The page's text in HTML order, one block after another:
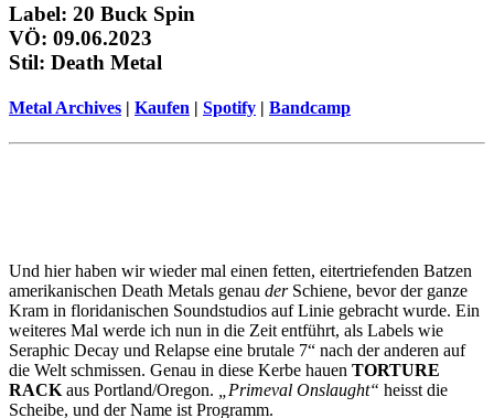
Label: 20 Buck Spin
VÖ: 09.06.2023
Stil: Death Metal
Metal Archives | Kaufen | Spotify | Bandcamp
Und hier haben wir wieder mal einen fetten, eitertriefenden Batzen
amerikanischen Death Metals genau derSchiene, bevor der ganze
Kram in floridanischen Soundstudios auf Linie gebracht wurde. Ein
weiteres Mal werde ich nun in die Zeit entführt, als Labels wie
Seraphic Decay und Relapse eine brutale 7“ nach der anderen auf
die Welt schmissen. Genau in diese Kerbe hauen TORTURE
RACK aus Portland/Oregon. „Primeval Onslaught“ heisst die
Scheibe, und der Name ist Programm.